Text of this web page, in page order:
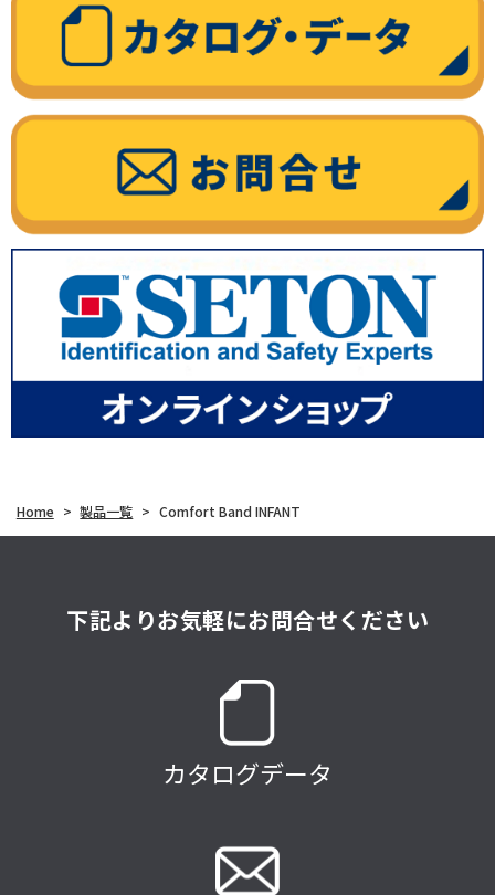
Home > 製品一覧 > Comfort Band INFANT
下記よりお気軽にお問合せください
カタログデータ